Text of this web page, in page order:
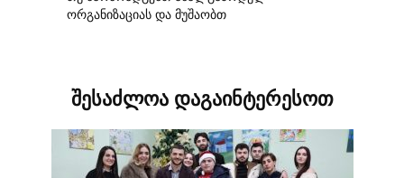
ორგანიზაციას და მუშაობთ
შესაძლოა დაგაინტერესოთ